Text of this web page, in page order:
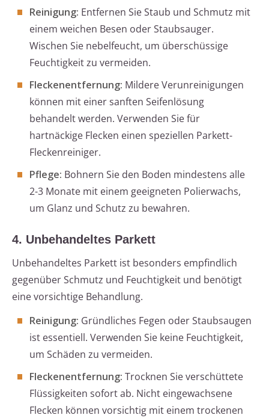
Reinigung: Entfernen Sie Staub und Schmutz mit
einem weichen Besen oder Staubsauger.
Wischen Sie nebelfeucht, um überschüssige
Feuchtigkeit zu vermeiden.
Fleckenentfernung: Mildere Verunreinigungen
können mit einer sanften Seifenlösung
behandelt werden. Verwenden Sie für
hartnäckige Flecken einen speziellen Parkett-
Fleckenreiniger.
Pflege: Bohnern Sie den Boden mindestens alle
2-3 Monate mit einem geeigneten Polierwachs,
um Glanz und Schutz zu bewahren.
4. Unbehandeltes Parkett
Unbehandeltes Parkett ist besonders empfindlich
gegenüber Schmutz und Feuchtigkeit und benötigt
eine vorsichtige Behandlung.
Reinigung: Gründliches Fegen oder Staubsaugen
ist essentiell. Verwenden Sie keine Feuchtigkeit,
um Schäden zu vermeiden.
Fleckenentfernung: Trocknen Sie verschüttete
Flüssigkeiten sofort ab. Nicht eingewachsene
Flecken können vorsichtig mit einem trockenen